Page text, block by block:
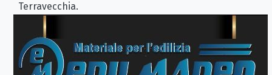
Terravecchia.